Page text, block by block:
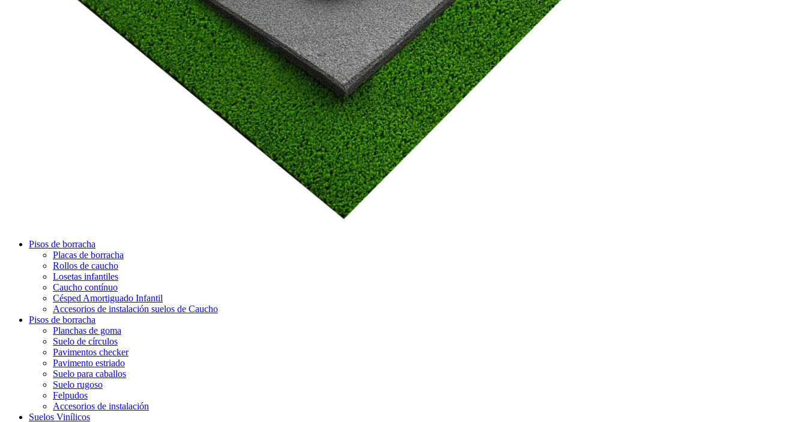
Pisos de borracha
Placas de borracha
Rollos de caucho
Losetas infantiles
Caucho contínuo
Césped Amortiguado Infantil
Accesorios de instalación suelos de Caucho
Pisos de borracha
Planchas de goma
Suelo de círculos
Pavimentos checker
Pavimento estriado
Suelo para caballos
Suelo rugoso
Felpudos
Accesorios de instalación
Suelos Vinílicos